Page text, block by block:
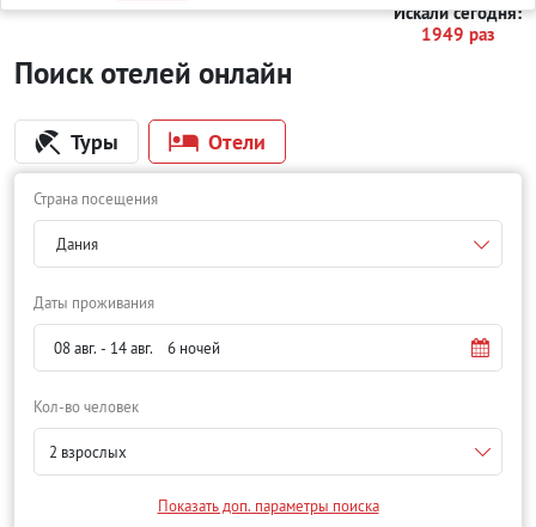
Поиск отелей онлайн
Искали сегодня:
1949 раз
Туры Отели
Страна посещения
Дания
Даты проживания
Кол-во человек
2 взрослых
Показать доп. параметры поиска